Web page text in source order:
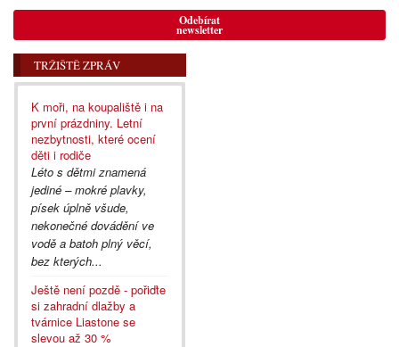
Odebírat
newsletter
TRŽIŠTĚ ZPRÁV
K moři, na koupaliště i na
první prázdniny. Letní
nezbytnosti, které ocení
děti i rodiče
Léto s dětmi znamená
jediné – mokré plavky,
písek úplně všude,
nekonečné dovádění ve
vodě a batoh plný věcí,
bez kterých...
Ještě není pozdě - pořiďte
si zahradní dlažby a
tvárnice Liastone se
slevou až 30 %